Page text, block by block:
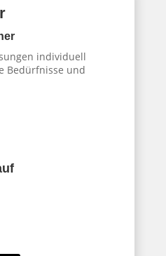
individuell
Bedürfnisse und